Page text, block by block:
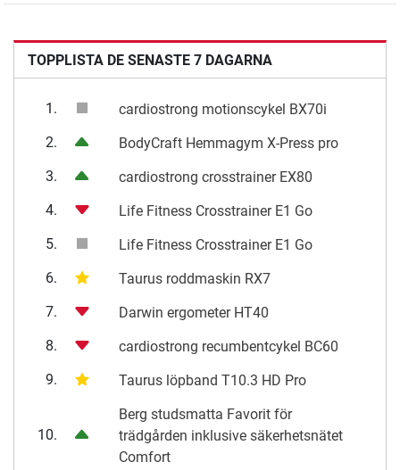
TOPPLISTA DE SENASTE 7 DAGARNA
1.
cardiostrong motionscykel BX70i
2.
BodyCraft Hemmagym X-Press pro
3.
cardiostrong crosstrainer EX80
4.
Life Fitness Crosstrainer E1 Go
5.
Life Fitness Crosstrainer E1 Go
6.
Taurus roddmaskin RX7
7.
Darwin ergometer HT40
8.
cardiostrong recumbentcykel BC60
9.
Taurus löpband T10.3 HD Pro
10.
Berg studsmatta Favorit för
trädgården inklusive säkerhetsnätet
Comfort